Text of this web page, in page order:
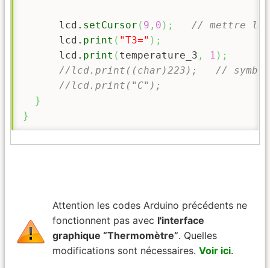
      lcd.
setCursor ( 9 , 0 ) ;
// mettre le
      lcd.
print ( "T3=" ) ;
      lcd.
print ( temperature_3 , 1 ) ;
//lcd.print((char)223);   //
//lcd.print("C");
}
}
Attention les codes Arduino précédents ne
fonctionnent pas avec l'interface
graphique “Thermomètre”. Quelles
modifications sont nécessaires. Voir ici.